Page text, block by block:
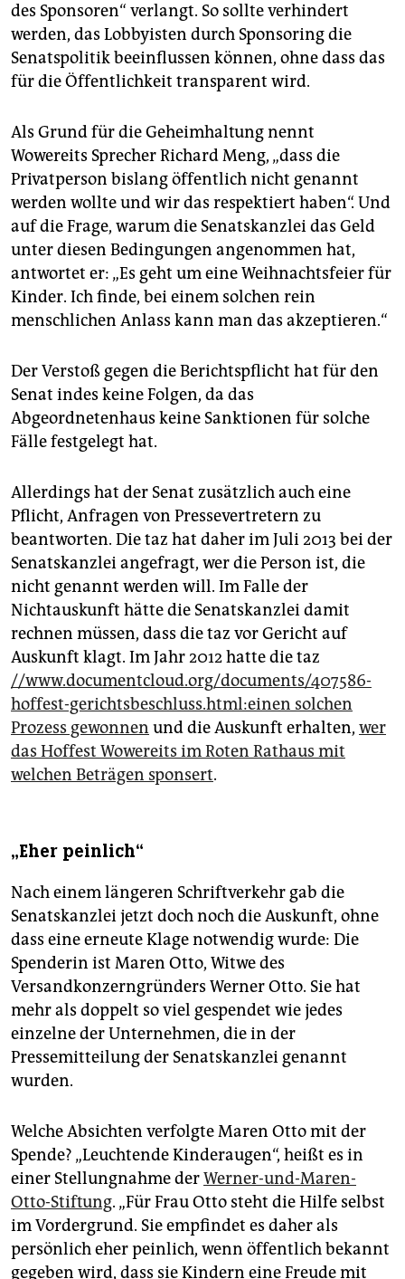
des Sponsoren“ verlangt. So sollte verhindert
werden, das Lobbyisten durch Sponsoring die
Senatspolitik beeinflussen können, ohne dass das
für die Öffentlichkeit transparent wird.
Als Grund für die Geheimhaltung nennt
Wowereits Sprecher Richard Meng, „dass die
Privatperson bislang öffentlich nicht genannt
werden wollte und wir das respektiert haben“. Und
auf die Frage, warum die Senatskanzlei das Geld
unter diesen Bedingungen angenommen hat,
antwortet er: „Es geht um eine Weihnachtsfeier für
Kinder. Ich finde, bei einem solchen rein
menschlichen Anlass kann man das akzeptieren.“
Der Verstoß gegen die Berichtspflicht hat für den
Senat indes keine Folgen, da das
Abgeordnetenhaus keine Sanktionen für solche
Fälle festgelegt hat.
Allerdings hat der Senat zusätzlich auch eine
Pflicht, Anfragen von Pressevertretern zu
beantworten. Die taz hat daher im Juli 2013 bei der
Senatskanzlei angefragt, wer die Person ist, die
nicht genannt werden will. Im Falle der
Nichtauskunft hätte die Senatskanzlei damit
rechnen müssen, dass die taz vor Gericht auf
Auskunft klagt. Im Jahr 2012 hatte die taz
//www.documentcloud.org/documents/407586-
hoffest-gerichtsbeschluss.html:einen solchen
Prozess gewonnen und die Auskunft erhalten, wer
das Hoffest Wowereits im Roten Rathaus mit
welchen Beträgen sponsert.
„Eher peinlich“
Nach einem längeren Schriftverkehr gab die
Senatskanzlei jetzt doch noch die Auskunft, ohne
dass eine erneute Klage notwendig wurde: Die
Spenderin ist Maren Otto, Witwe des
Versandkonzerngründers Werner Otto. Sie hat
mehr als doppelt so viel gespendet wie jedes
einzelne der Unternehmen, die in der
Pressemitteilung der Senatskanzlei genannt
wurden.
Welche Absichten verfolgte Maren Otto mit der
Spende? „Leuchtende Kinderaugen“, heißt es in
einer Stellungnahme derWerner-und-Maren-
Otto-Stiftung. „Für Frau Otto steht die Hilfe selbst
im Vordergrund. Sie empfindet es daher als
persönlich eher peinlich, wenn öffentlich bekannt
gegeben wird, dass sie Kindern eine Freude mit